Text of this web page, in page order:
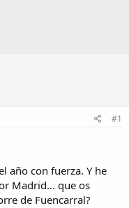
#1
año con fuerza. Y he
Madrid... que os
de Fuencarral?